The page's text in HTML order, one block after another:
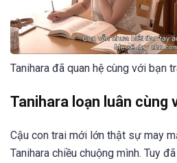
Tanihara đã quan hệ cùng với bạn
Tanihara loạn luân cùng
Cậu con trai mới lớn thật sự may
Tanihara chiều chuộng mình. Tuy